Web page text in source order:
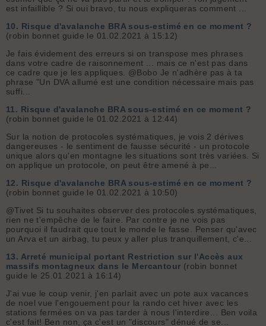
est infaillible ? Si oui bravo, tu nous expliqueras comment ...
10. Risque d'avalanche BRA sous-estimé en ce moment ?
(robin bonnet guide le 01.02.2021 à 15:12)
Je fais évidement des erreurs si on transpose mes phrases
dans votre cadre de raisonnement ... mais ce n'est pas dans
ce cadre que je les appliques. @Bobo Je n'adhère pas à ta
phrase "Un DVA allumé est une condition nécessaire mais pas
suffi...
11. Risque d'avalanche BRA sous-estimé en ce moment ?
(robin bonnet guide le 01.02.2021 à 12:44)
Sur la notion de protocoles systématiques, je vois 2 dérives
dangereuses - le sentiment de fausse sécurité - un protocole
unique alors qu'en montagne les situations sont très variées. Si
on applique un protocole, on peut être amené à pe...
12. Risque d'avalanche BRA sous-estimé en ce moment ?
(robin bonnet guide le 01.02.2021 à 10:50)
@Tivet Si tu souhaites observer des protocoles systématiques,
rien ne t'empêche de le faire. Par contre je ne vois pas
pourquoi il faudrait que tout le monde le fasse. Penser qu'avec
un Arva et un airbag, tu peux y aller plus tranquillement, c'e...
13. Arreté municipal portant Restriction sur l'Accès aux
massifs montagneux dans le Mercantour (robin bonnet
guide le 25.01.2021 à 16:14)
J'ai vue le coup venir, j'en parlait avec un pote aux vacances
de noel vue l'engouement pour la rando cet hiver avec les
stations fermées on va pas tarder à nous l'interdire... Ben voila
c'est fait! Ben non, ça c'est un "discours" dénué de se...